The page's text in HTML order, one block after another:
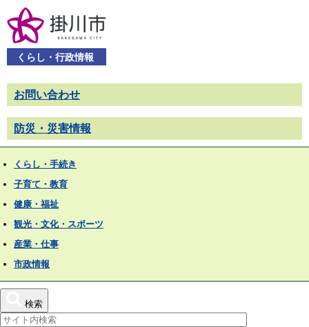
くらし・行政情報
お問い合わせ
防災・災害情報
くらし・手続き
子育て・教育
健康・福祉
観光・文化・スポーツ
産業・仕事
市政情報
検索